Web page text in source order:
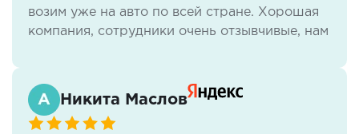
возим уже на авто по всей стране. Хорошая
компания, сотрудники очень отзывчивые, нам
Никита Маслов